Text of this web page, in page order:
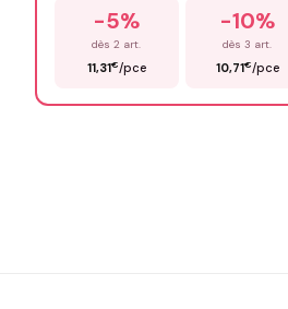
-5%
dès 2 art.
11,31€/pce
-10%
dès 3 art.
10,71€/pce